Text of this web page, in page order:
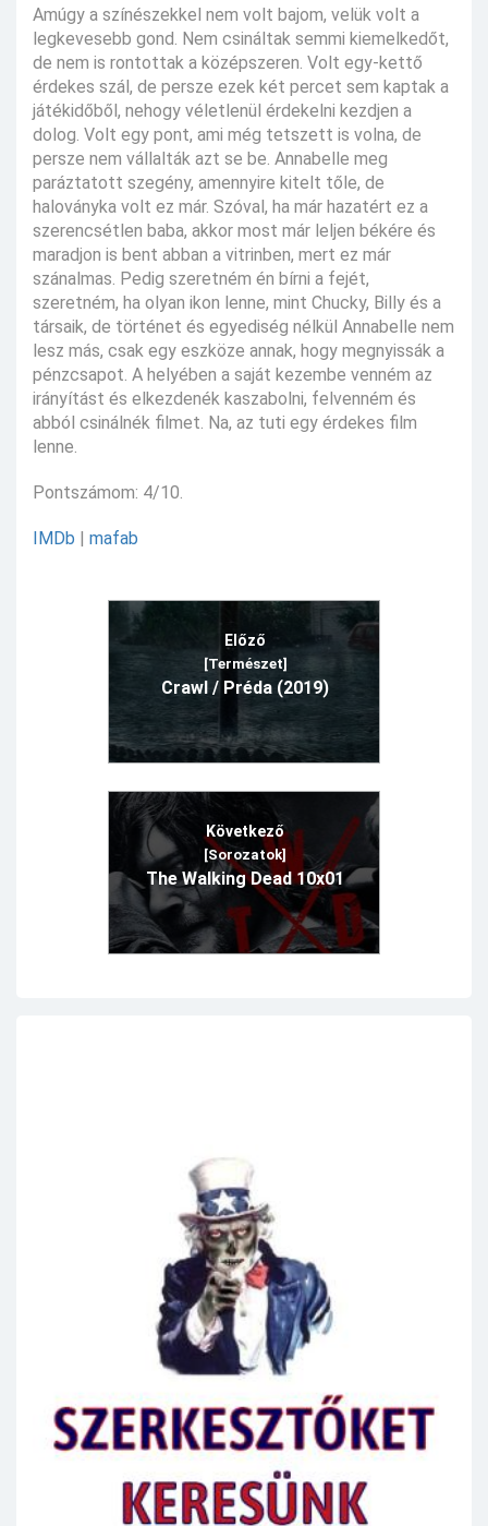
Amúgy a színészekkel nem volt bajom, velük volt a
legkevesebb gond. Nem csináltak semmi kiemelkedőt,
de nem is rontottak a középszeren. Volt egy-kettő
érdekes szál, de persze ezek két percet sem kaptak a
játékidőből, nehogy véletlenül érdekelni kezdjen a
dolog. Volt egy pont, ami még tetszett is volna, de
persze nem vállalták azt se be. Annabelle meg
paráztatott szegény, amennyire kitelt tőle, de
haloványka volt ez már. Szóval, ha már hazatért ez a
szerencsétlen baba, akkor most már leljen békére és
maradjon is bent abban a vitrinben, mert ez már
szánalmas. Pedig szeretném én bírni a fejét,
szeretném, ha olyan ikon lenne, mint Chucky, Billy és a
társaik, de történet és egyediség nélkül Annabelle nem
lesz más, csak egy eszköze annak, hogy megnyissák a
pénzcsapot. A helyében a saját kezembe venném az
irányítást és elkezdenék kaszabolni, felvenném és
abból csinálnék filmet. Na, az tuti egy érdekes film
lenne.
Pontszámom: 4/10.
IMDb | mafab
Előző
[Természet]
Crawl / Préda (2019)
Következő
[Sorozatok]
The Walking Dead 10x01